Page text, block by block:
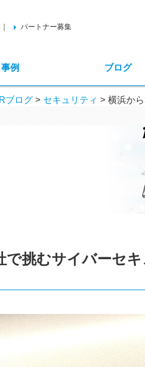
パートナー募集
例 ブログ
ブログ > セキュリティ > 横浜か
で挑むサイバーセ